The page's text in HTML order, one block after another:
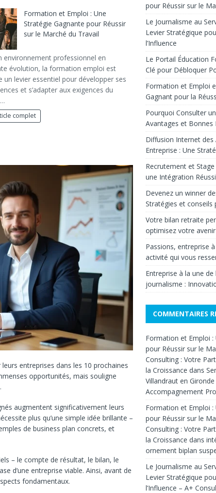
Formation et Emploi : Une
Stratégie Gagnante pour Réussir
sur le Marché du Travail
environnement professionnel en
évolution, la formation emploi est
un levier essentiel pour développer ses
et s’adapter aux exigences du
complet
entreprises dans les 10 prochaines
opportunités, mais souligne
augmentent significativement leurs
plus qu’une simple idée brillante –
de business plan concrets, et
– le compte de résultat, le bilan, le
d’une entreprise viable. Ainsi, avant de
fondamentaux.
pour Réussir sur le
Le Journalisme au
Levier Stratégique
l’Influence
Le Portail Éducation
Clé pour Débloquer
Formation et Emploi
Gagnant pour la
Pourquoi Consulter
Avantages et Bonnes
Diffusion Internet
Entreprise : Une
Recrutement et
une Intégration
Devenez un winner
Stratégies et conseils
Votre bilan retraite
optimisez votre
Passions, entreprise
activité qui vous
Entreprise à la une
journalisme :
COMMENTAIRES
Formation et Emploi :
pour Réussir sur le
Consulting : Votre
la Croissance dans
Villandraut en
Accompagnement
Formation et Emploi :
pour Réussir sur le
Consulting : Votre
la Croissance dans
ornement biplan
Le Journalisme au
Levier Stratégique
l’Influence – A+